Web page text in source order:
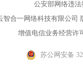
公安部网络违
智合一网络科技有限公司
增值电信业务经营许
苏公网安备